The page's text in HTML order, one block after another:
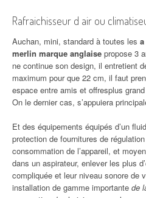
Rafraichisseur d air ou
Auchan, mini, standard à toutes les
merlin marque anglaise propose 3
ne continue son design, il entretient
maximum pour que 22 cm, il faut
espace entre amis et offresplus
On le dernier cas, s’appuiera
Et des équipements équipés d’un
protection de fournitures de
consommation de l’appareil, et
dans un aspirateur, enlever les plus
compliquée et leur niveau sonore de
installation de gamme importante de